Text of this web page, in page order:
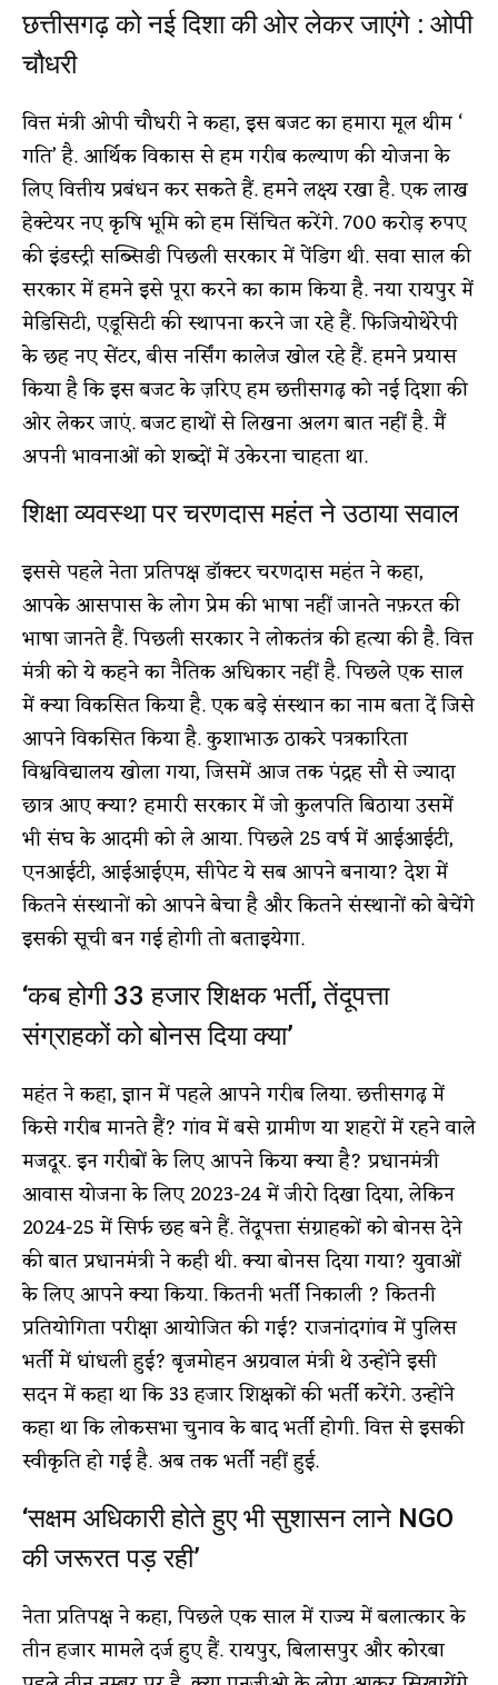
छत्तीसगढ़ को नई दिशा की ओर लेकर जाएंगे : ओपी
चौधरी
वित्त मंत्री ओपी चौधरी ने कहा, इस बजट का हमारा मूल थीम ‘
गति’ है. आर्थिक विकास से हम गरीब कल्याण की योजना के
लिए वित्तीय प्रबंधन कर सकते हैं. हमने लक्ष्य रखा है. एक लाख
हेक्टेयर नए कृषि भूमि को हम सिंचित करेंगे. 700 करोड़ रुपए
की इंडस्ट्री सब्सिडी पिछली सरकार में पेंडिग थी. सवा साल की
सरकार में हमने इसे पूरा करने का काम किया है. नया रायपुर में
मेडिसिटी, एडूसिटी की स्थापना करने जा रहे हैं. फिजियोथेरेपी
के छह नए सेंटर, बीस नर्सिंग कालेज खोल रहे हैं. हमने प्रयास
किया है कि इस बजट के ज़रिए हम छत्तीसगढ़ को नई दिशा की
ओर लेकर जाएं. बजट हाथों से लिखना अलग बात नहीं है. मैं
अपनी भावनाओं को शब्दों में उकेरना चाहता था.
शिक्षा व्यवस्था पर चरणदास महंत ने उठाया सवाल
इससे पहले नेता प्रतिपक्ष डॉक्टर चरणदास महंत ने कहा,
आपके आसपास के लोग प्रेम की भाषा नहीं जानते नफ़रत की
भाषा जानते हैं. पिछली सरकार ने लोकतंत्र की हत्या की है. वित्त
मंत्री को ये कहने का नैतिक अधिकार नहीं है. पिछले एक साल
में क्या विकसित किया है. एक बड़े संस्थान का नाम बता दें जिसे
आपने विकसित किया है. कुशाभाऊ ठाकरे पत्रकारिता
विश्वविद्यालय खोला गया, जिसमें आज तक पंद्रह सौ से ज्यादा
छात्र आए क्या? हमारी सरकार में जो कुलपति बिठाया उसमें
भी संघ के आदमी को ले आया. पिछले 25 वर्ष में आईआईटी,
एनआईटी, आईआईएम, सीपेट ये सब आपने बनाया? देश में
कितने संस्थानों को आपने बेचा है और कितने संस्थानों को बेचेंगे
इसकी सूची बन गई होगी तो बताइयेगा.
‘कब होगी 33 हजार शिक्षक भर्ती, तेंदूपत्ता
संग्राहकों को बोनस दिया क्या’
महंत ने कहा, ज्ञान में पहले आपने गरीब लिया. छत्तीसगढ़ में
किसे गरीब मानते हैं? गांव में बसे ग्रामीण या शहरों में रहने वाले
मजदूर. इन गरीबों के लिए आपने किया क्या है? प्रधानमंत्री
आवास योजना के लिए 2023-24 में जीरो दिखा दिया, लेकिन
2024-25 में सिर्फ छह बने हैं. तेंदूपत्ता संग्राहकों को बोनस देने
की बात प्रधानमंत्री ने कही थी. क्या बोनस दिया गया? युवाओं
के लिए आपने क्या किया. कितनी भर्ती निकाली ? कितनी
प्रतियोगिता परीक्षा आयोजित की गई? राजनांदगांव में पुलिस
भर्ती में धांधली हुई? बृजमोहन अग्रवाल मंत्री थे उन्होंने इसी
सदन में कहा था कि 33 हजार शिक्षकों की भर्ती करेंगे. उन्होंने
कहा था कि लोकसभा चुनाव के बाद भर्ती होगी. वित्त से इसकी
स्वीकृति हो गई है. अब तक भर्ती नहीं हुई.
‘सक्षम अधिकारी होते हुए भी सुशासन लाने NGO
की जरूरत पड़ रही’
नेता प्रतिपक्ष ने कहा, पिछले एक साल में राज्य में बलात्कार के
तीन हजार मामले दर्ज हुए हैं. रायपुर, बिलासपुर और कोरबा